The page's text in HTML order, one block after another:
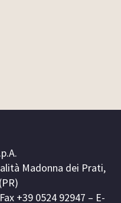
Madonna dei Prati,
+39 0524 92947 – E-